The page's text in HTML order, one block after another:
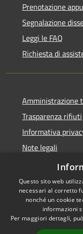
Prenotazione
Segnalazione
Leggi le FAQ
Richiesta di
Amministrazione
Trasparenza rifiuti
Informativa
Note legali
Dichiarazione di
Accessibilità
Questo sito web
necessari al corretto
nonché un cookie
informazioni
Per maggiori dettagli,